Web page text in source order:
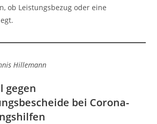
ob Leistungsbezug oder eine
Hillemann
gegen
bei Corona-